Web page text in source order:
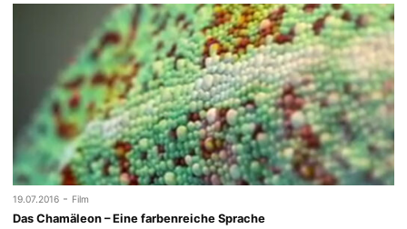
19.07.2016 - Film
Das Chamäleon – Eine farbenreiche Sprache